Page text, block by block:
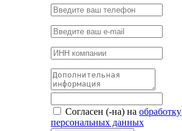
Согласен (-на) на обработку
персональных данных